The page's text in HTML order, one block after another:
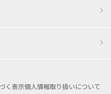
く表示個人情報取り扱いについて